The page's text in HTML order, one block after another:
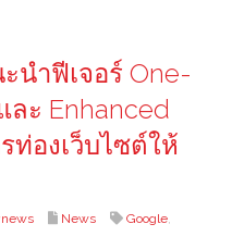
นำฟีเจอร์ One-
ละ Enhanced
ท่องเว็บไซต์ให้
News Google,